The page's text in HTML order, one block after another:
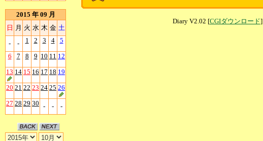
2015 年 09 月
日 月 火 水 木 金 土
- - 1 2 3 4 5
6 7 8 9 10 11 12
13 14 15 16 17 18 19
20 21 22 23 24 25 26
27 28 29 30 - - -
Diary V2.02 [CGIダウンロード]